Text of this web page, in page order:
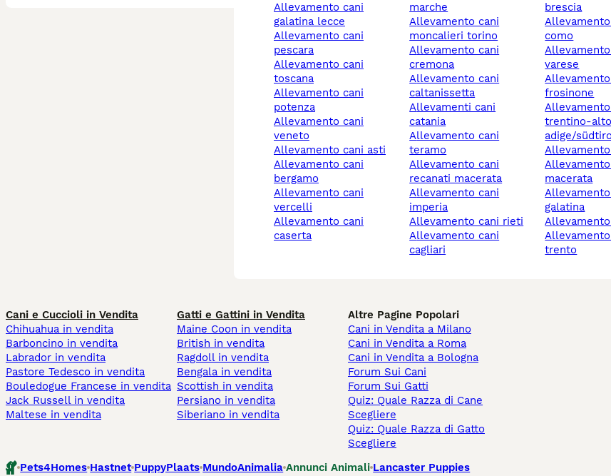
allevamento cani
galatina lecce
allevamento cani
pescara
allevamento cani
toscana
allevamento cani
potenza
allevamento cani
veneto
allevamento cani asti
allevamento cani
bergamo
allevamento cani
vercelli
allevamento cani
caserta
marche
allevamento cani
moncalieri torino
allevamento cani
cremona
allevamento cani
caltanissetta
allevamenti cani
catania
allevamento cani
teramo
allevamento cani
recanati macerata
allevamento cani
imperia
allevamento cani rieti
allevamento cani
cagliari
brescia
allevamento cani cantù
como
allevamento cani
varese
allevamento cani
frosinone
allevamento cani
trentino-alto
adige/
allevamento cani
macerata
allevamento cani
galatina
allevamento cani
trento
Cani e Cuccioli in Vendita
Chihuahua in vendita
Barboncino in vendita
Labrador in vendita
Pastore Tedesco in vendita
Bouledogue Francese in vendita
Jack Russell in vendita
Maltese in vendita
Gatti e Gattini in Vendita
Maine Coon in vendita
British in vendita
Ragdoll in vendita
Bengala in vendita
Scottish in vendita
Persiano in vendita
Siberiano in vendita
Altre Pagine Popolari
Cani in Vendita a Milano
Cani in Vendita a Roma
Cani in Vendita a Bologna
Forum Sui Cani
Forum Sui Gatti
Quiz: Quale Razza di Cane
Scegliere
Quiz: Quale Razza di Gatto
Scegliere
Pets4Homes Hastnet PuppyPlaats MundoAnimalia Annunci Animali Lancaster Puppies